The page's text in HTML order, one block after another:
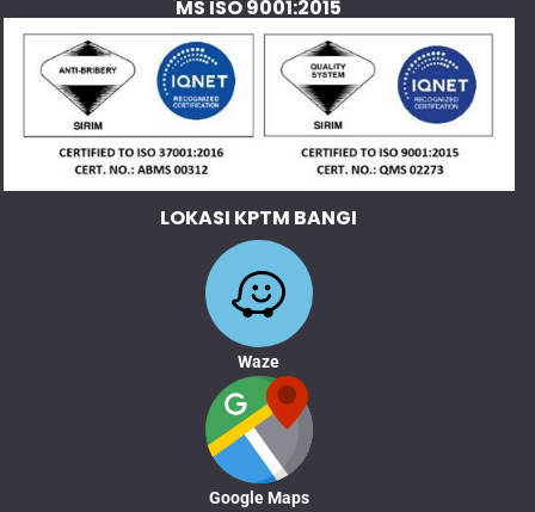
MS ISO 9001:2015
LOKASI KPTM BANGI
Waze
Google Maps